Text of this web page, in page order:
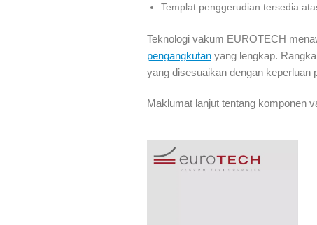
Templat penggerudian tersedia
Teknologi vakum EUROTECH
pengangkutanyang lengkap.
yang disesuaikan dengan keperluan
Maklumat lanjut tentang komponen